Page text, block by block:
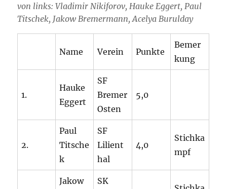
von links: Vladimir Nikiforov, Hauke Eggert, Paul
Titschek, Jakow Bremermann, Acelya Burulday
Name Verein Punkte
Bemer
kung
1.
Hauke
Eggert
SF
Bremer
Osten
5,0
2.
Paul
Titsche
k
SF
Lilient
hal
4,0
Stichka
mpf
Jakow SK